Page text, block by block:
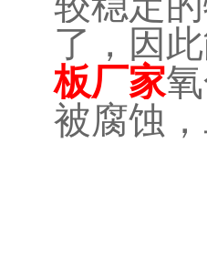
了，因
板厂家
被腐蚀